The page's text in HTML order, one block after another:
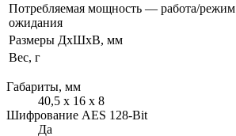
Потребляемая мощность — работа/режим
ожидания
Размеры ДхШхВ, мм
Вес, г
Габариты, мм
40,5 x 16 x 8
Шифрование AES 128-Bit
Да